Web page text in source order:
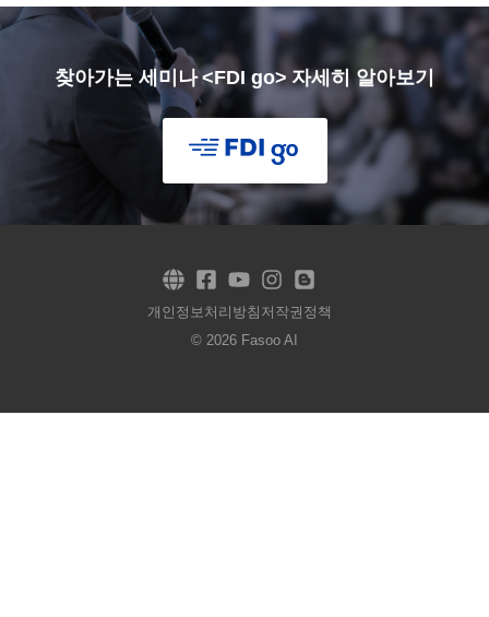
찾아가는 세미나 <FDI go> 자세히 알아보기
개인정보처리방침 저작권정책
© 2026 Fasoo AI